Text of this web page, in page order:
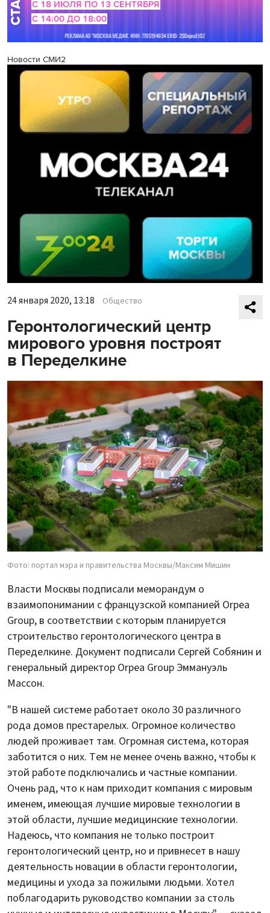
Новости СМИ2
24 января 2020, 13:18 Общество
Геронтологический центр
мирового уровня построят
в Переделкине
Фото: портал мэра и правительства Москвы/Максим Мишин
Власти Москвы подписали меморандум о
взаимопонимании с французской компанией Orpea
Group, в соответствии с которым планируется
строительство геронтологического центра в
Переделкине. Документ подписали Сергей Собянин и
генеральный директор Orpea Group Эммануэль
Массон.
"В нашей системе работает около 30 различного
рода домов престарелых. Огромное количество
людей проживает там. Огромная система, которая
заботится о них. Тем не менее очень важно, чтобы к
этой работе подключались и частные компании.
Очень рад, что к нам приходит компания с мировым
именем, имеющая лучшие мировые технологии в
этой области, лучшие медицинские технологии.
Надеюсь, что компания не только построит
геронтологический центр, но и привнесет в нашу
деятельность новации в области геронтологии,
медицины и ухода за пожилыми людьми. Хотел
поблагодарить руководство компании за столь